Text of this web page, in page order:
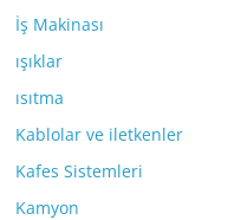
İş Makinası
ışıklar
ısıtma
Kablolar ve iletkenler
Kafes Sistemleri
Kamyon